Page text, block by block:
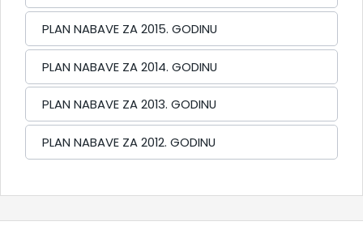
PLAN NABAVE ZA 2015. GODINU
PLAN NABAVE ZA 2014. GODINU
PLAN NABAVE ZA 2013. GODINU
PLAN NABAVE ZA 2012. GODINU